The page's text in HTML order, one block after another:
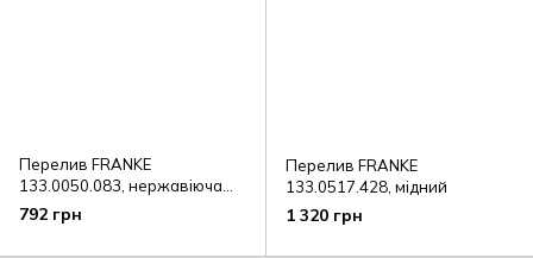
Перелив FRANKE
133.0050.083, нержавіюча
сталь
792 грн
Перелив FRANKE
133.0517.428, мідний
1 320 грн